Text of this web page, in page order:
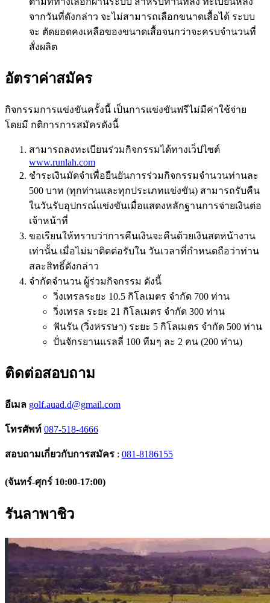
จากวันที่ดังกล่าว จะไม่สามารถเลือกขนาดเสื้อได้ ระบบ
จะ ตัดยอดคงเหลือของขนาดเสื้อจนกว่าจะครบจำนวนที่
สั่งผลิต
อัตราค่าสมัคร
กิจกรรมการแข่งขันครั้งนี้ เป็นการแข่งขันฟรีไม่มีค่าใช้จ่าย
โดยมี กติการการสมัครดังนี้
สามารถลงทะเบียนร่วมกิจกรรมได้ทางเว็ปไซต์
www.runlah.com
ชำระเงินมัดจำเพื่อยืนยันการร่วมกิจกรรมจำนวนท่านละ
500 บาท (ทุกท่านและทุกประเภทแข่งขัน) สามารถรับคืน
ในวันรับอุปกรณ์แข่งขันเมื่อแสดงหลักฐานการจ่ายเงินต่อ
เจ้าหน้าที่
ขอเรียนให้ทราบว่าการคืนเงินจะคืนด้วยเงินสดหน้างาน
เท่านั้น เมื่อไม่มาติดต่อรับใน วันเวลาที่กำหนดถือว่าท่าน
สละสิทธิ์ดังกล่าว
จำกัดจำนวน ผู้ร่วมกิจกรรม ดังนี้
วิ่งเทรลระยะ 10.5 กิโลเมตร จำกัด 700 ท่าน
วิ่งเทรล ระยะ 21 กิโลเมตร จำกัด 300 ท่าน
ฟันรัน (วิ่งหรรษา) ระยะ 5 กิโลเมตร จำกัด 500 ท่าน
ปั่นจักรยานแรลลี่ 100 ทีมๆ ละ 2 คน (200 ท่าน)
ติดต่อสอบถาม
อีเมล golf.auad.d@gmail.com
โทรศัพท์ 087-518-4666
สอบถามเกี่ยวกับการสมัคร : 081-8186155
(จันทร์-ศุกร์ 10:00-17:00)
รันลาพาชิว